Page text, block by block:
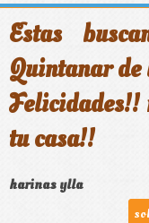
Estas
Quintanar de
Felicidades!!
tu casa!!
harinas ylla